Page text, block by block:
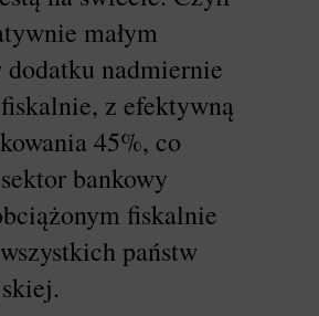
małym
nadmiernie
z efektywną
45%, co
bankowy
fiskalnie
państw